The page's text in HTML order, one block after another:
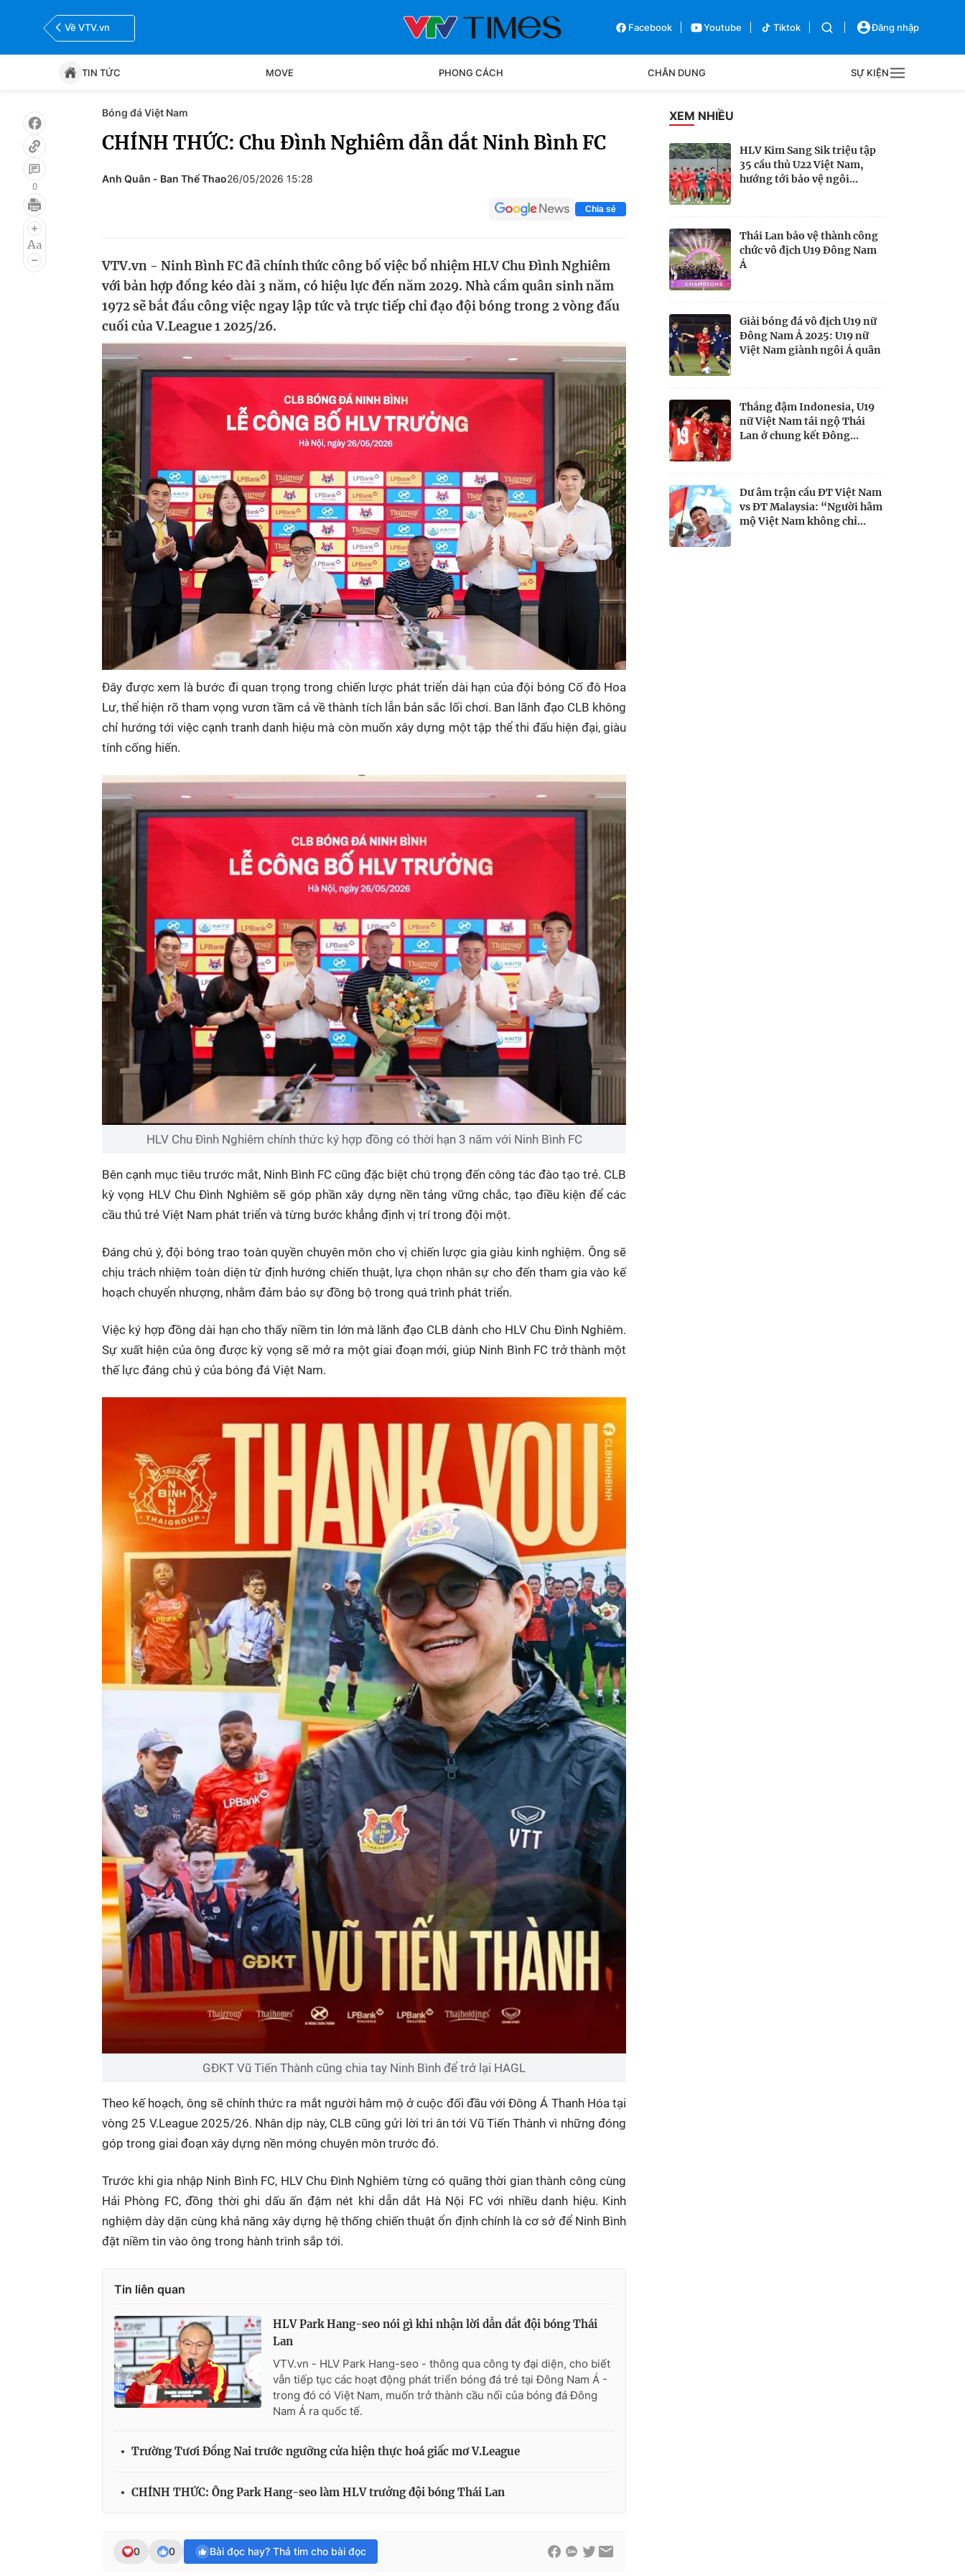
Về VTV.vn Facebook Youtube Tiktok Đăng nhập
TIN TỨC MOVE PHONG CÁCH CHÂN DUNG SỰ KIỆN
Tin tức
Bóng đá Bên lề
0
Bóng đá Việt Nam
CHÍNH THỨC: Chu Đình Nghiêm dẫn dắt Ninh Bình FC
Anh Quân - Ban Thể Thao26/05/2026 15:28
Chia sẻ
VTV.vn - Ninh Bình FC đã chính thức công bố việc bổ nhiệm HLV Chu Đình Nghiêm
với bản hợp đồng kéo dài 3 năm, có hiệu lực đến năm 2029. Nhà cầm quân sinh năm
1972 sẽ bắt đầu công việc ngay lập tức và trực tiếp chỉ đạo đội bóng trong 2 vòng đấu
cuối của V.League 1 2025/26.
Đây được xem là bước đi quan trọng trong chiến lược phát triển dài hạn của đội bóng Cố đô Hoa
Lư, thể hiện rõ tham vọng vươn tầm cả về thành tích lẫn bản sắc lối chơi. Ban lãnh đạo CLB không
chỉ hướng tới việc cạnh tranh danh hiệu mà còn muốn xây dựng một tập thể thi đấu hiện đại, giàu
tính cống hiến.
HLV Chu Đình Nghiêm chính thức ký hợp đồng có thời hạn 3 năm với Ninh Bình FC
Bên cạnh mục tiêu trước mắt, Ninh Bình FC cũng đặc biệt chú trọng đến công tác đào tạo trẻ. CLB
kỳ vọng HLV Chu Đình Nghiêm sẽ góp phần xây dựng nền tảng vững chắc, tạo điều kiện để các
cầu thủ trẻ Việt Nam phát triển và từng bước khẳng định vị trí trong đội một.
Đáng chú ý, đội bóng trao toàn quyền chuyên môn cho vị chiến lược gia giàu kinh nghiệm. Ông sẽ
chịu trách nhiệm toàn diện từ định hướng chiến thuật, lựa chọn nhân sự cho đến tham gia vào kế
hoạch chuyển nhượng, nhằm đảm bảo sự đồng bộ trong quá trình phát triển.
Việc ký hợp đồng dài hạn cho thấy niềm tin lớn mà lãnh đạo CLB dành cho HLV Chu Đình Nghiêm.
Sự xuất hiện của ông được kỳ vọng sẽ mở ra một giai đoạn mới, giúp Ninh Bình FC trở thành một
thế lực đáng chú ý của bóng đá Việt Nam.
GĐKT Vũ Tiến Thành cũng chia tay Ninh Bình để trở lại HAGL
Theo kế hoạch, ông sẽ chính thức ra mắt người hâm mộ ở cuộc đối đầu với Đông Á Thanh Hóa tại
vòng 25 V.League 2025/26. Nhân dịp này, CLB cũng gửi lời tri ân tới Vũ Tiến Thành vì những đóng
góp trong giai đoạn xây dựng nền móng chuyên môn trước đó.
Trước khi gia nhập Ninh Bình FC, HLV Chu Đình Nghiêm từng có quãng thời gian thành công cùng
Hải Phòng FC, đồng thời ghi dấu ấn đậm nét khi dẫn dắt Hà Nội FC với nhiều danh hiệu. Kinh
nghiệm dày dặn cùng khả năng xây dựng hệ thống chiến thuật ổn định chính là cơ sở để Ninh Bình
đặt niềm tin vào ông trong hành trình sắp tới.
Tin liên quan
HLV Park Hang-seo nói gì khi nhận lời dẫn dắt đội bóng Thái
Lan
VTV.vn - HLV Park Hang-seo - thông qua công ty đại diện, cho biết
vẫn tiếp tục các hoạt động phát triển bóng đá trẻ tại Đông Nam Á -
trong đó có Việt Nam, muốn trở thành cầu nối của bóng đá Đông
Nam Á ra quốc tế.
Trường Tươi Đồng Nai trước ngưỡng cửa hiện thực hoá giấc mơ V.League
CHÍNH THỨC: Ông Park Hang-seo làm HLV trưởng đội bóng Thái Lan
0 0 Bài đọc hay? Thả tim cho bài đọc
XEM NHIỀU
HLV Kim Sang Sik triệu tập
35 cầu thủ U22 Việt Nam,
hướng tới bảo vệ ngôi...
Thái Lan bảo vệ thành công
chức vô địch U19 Đông Nam
Á
Giải bóng đá vô địch U19 nữ
Đông Nam Á 2025: U19 nữ
Việt Nam giành ngôi Á quân
Thắng đậm Indonesia, U19
nữ Việt Nam tái ngộ Thái
Lan ở chung kết Đông...
Dư âm trận cầu ĐT Việt Nam
vs ĐT Malaysia: “Người hâm
mộ Việt Nam không chỉ...